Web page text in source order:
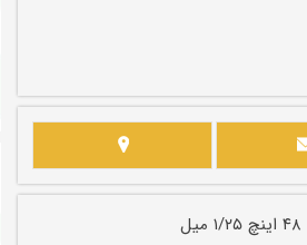
۴۸ اینچ ۱/۲۵ میل